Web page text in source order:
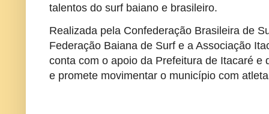
talentos do surf baiano e brasileiro.
Realizada pela Confederação Brasileira de
Federação Baiana de Surf e a Associação
conta com o apoio da Prefeitura de Itacaré e
e promete movimentar o município com